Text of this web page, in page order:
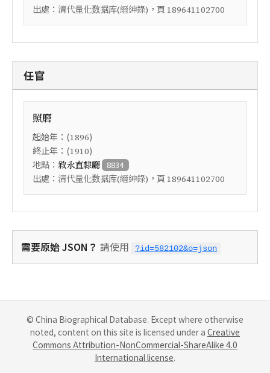
出處： 清代量化数据库(縉紳錄) ，頁 189641102700
任官
照磨
起始年：(1896)
終止年：(1910)
地點： 敘永直隸廳 8834
出處： 清代量化数据库(縉紳錄) ，頁 189641102700
需要原始 JSON？ 請使用 ?id=582102&o=json
© China Biographical Database. Except where otherwise
noted, content on this site is licensed under a Creative
Commons Attribution-NonCommercial-ShareAlike 4.0
International license.